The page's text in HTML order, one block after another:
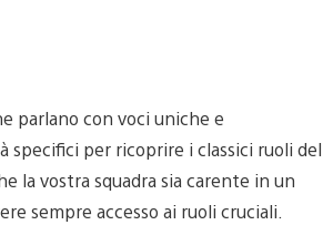
parlano con voci uniche e
specifici per ricoprire i classici ruoli del
la vostra squadra sia carente in un
sempre accesso ai ruoli cruciali.